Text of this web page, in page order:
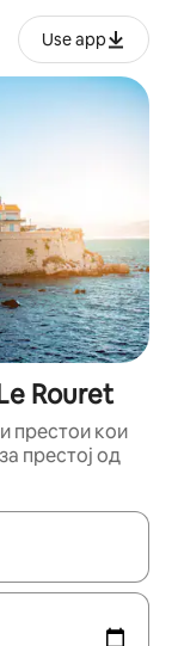
Use app
Rouret
престои кои
престој од
се со копчињата